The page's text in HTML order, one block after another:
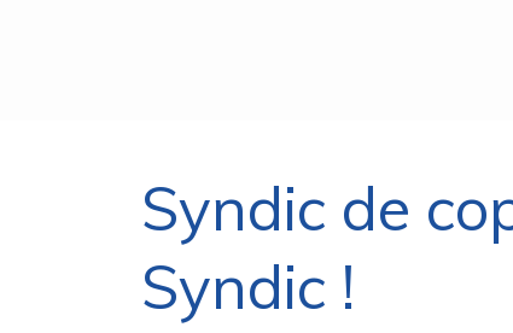
Syndic de
Syndic !